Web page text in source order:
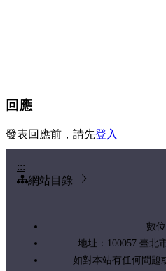
回應
發表回應前，請先登入
:::
網站目錄
數
地址：100057 臺北
如對本站有任何問題